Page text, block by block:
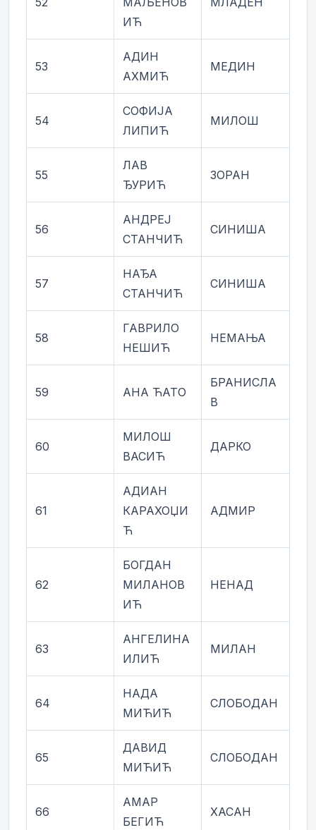
ИЋ
53
АДИН
АХМИЋ
МЕДИН
54
СОФИЈА
ЛИПИЋ
МИЛОШ
55
ЛАВ
ЂУРИЋ
ЗОРАН
56
АНДРЕЈ
СТАНЧИЋ
СИНИША
57
НАЂА
СТАНЧИЋ
СИНИША
58
ГАВРИЛО
НЕШИЋ
НЕМАЊА
59 АНА ЋАТО
БРАНИСЛА
В
60
МИЛОШ
ВАСИЋ
ДАРКО
61
АДИАН
КАРАХОЏИ
Ћ
АДМИР
62
БОГДАН
МИЛАНОВ
ИЋ
НЕНАД
63
АНГЕЛИНА
ИЛИЋ
МИЛАН
64
НАДА
МИЋИЋ
СЛОБОДАН
65
ДАВИД
МИЋИЋ
СЛОБОДАН
66
АМАР
БЕГИЋ
ХАСАН